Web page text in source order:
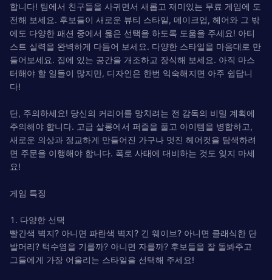
합니다! 팀에서 친구들을 사귀면서 새롭고 재미있는 무료 게임에 도
전해 보세요. 후보들이 새로운 뷰티 스타일, 메이크업, 헤어와 그 밖
에도 다양한 패션 중에서 옳은 선택을 하도록 도움을 주세요! 아티
스트 실력을 완벽하게 다듬어 보세요. 다양한 스타일을 마음대로 만
들어보세요. 집에 있는 공간을 개조하고 장식해 보세요. 아직 마스
터해야 할 일들이 많지만, 디자인은 한번 익숙해지면 아주 쉽답니
다!
단, 주의하세요! 당신의 커리어를 망치려는 전 감독의 비밀 계획에
주의해야 합니다. 고급 살롱에서 퍼즐을 풀고 아이템을 병합하고,
새로운 의상과 정교하게 만들어진 가구나 멋진 헤어컷을 탐색하려
면 주문을 이행해야 합니다. 폭로 사태에 대비하는 것도 잊지 마세
요!
게임 특징
1. 다양한 선택
빨간색 벽지? 아니면 파란색 벽지? 긴 웨이브? 아니면 클래식한 단
발머리? 턱수염을 기를까? 아니면 자를까? 후보들을 잘 돌봐주고
그들에게 가장 어울리는 스타일을 선택해 주세요!